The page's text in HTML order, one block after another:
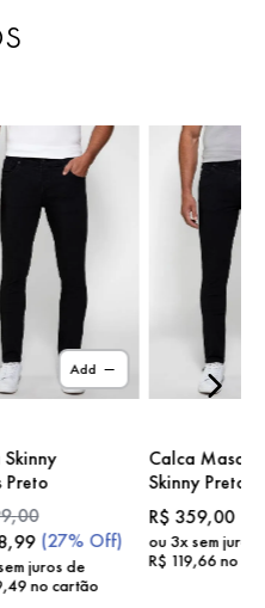
Add
Preto
,00
,99 (27% Off)
juros de
,49no cartão
Calca Masc
Skinny Preto
R$ 359,00
ou 3x sem juros
R$ 119,66no